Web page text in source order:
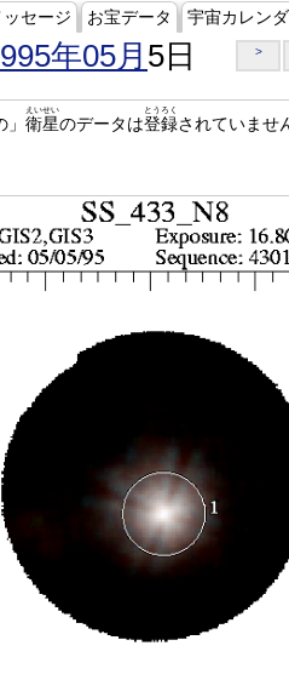
セージ お宝データ 宇宙カレン
年05月 5日 >
衛星
えいせい
のデータは登録
とうろく
されていませ